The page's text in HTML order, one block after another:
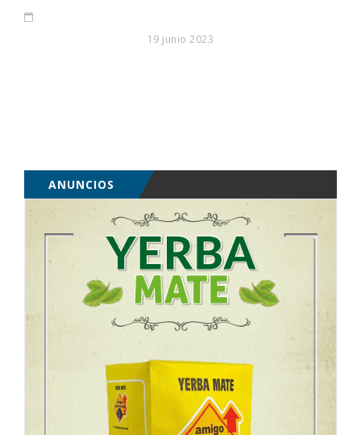
19 junio 2023
ANUNCIOS